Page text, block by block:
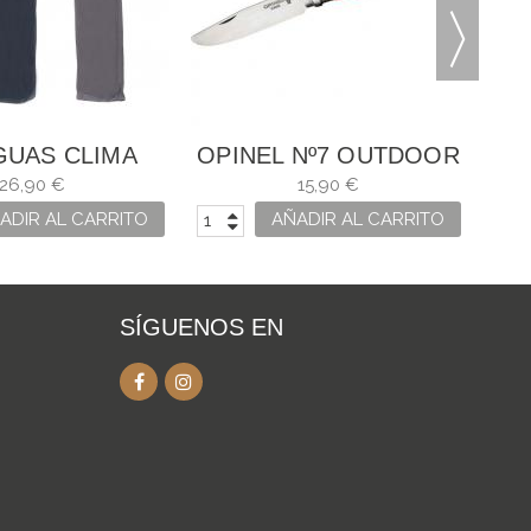
CLIMA
STRONG
26,90 €
AL CARRITO
OPINEL Nº7 OUTDOOR
ROJO JUNIOR
15,90 €
AÑADIR AL CARRITO
SÍGUENOS EN